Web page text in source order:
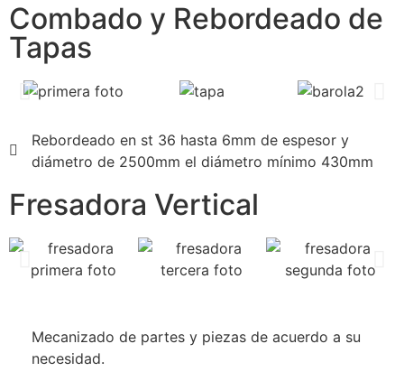
Combado y Rebordeado de
Tapas
Rebordeado en st 36 hasta 6mm de espesor y
diámetro de 2500mm el diámetro mínimo 430mm
Fresadora Vertical
Mecanizado de partes y piezas de acuerdo a su
necesidad.